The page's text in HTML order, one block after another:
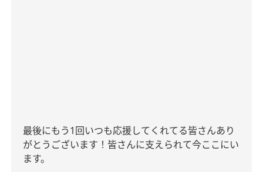
最後にもう1回いつも応援してくれてる皆さんあり
がとうございます！皆さんに支えられて今ここにい
ます。